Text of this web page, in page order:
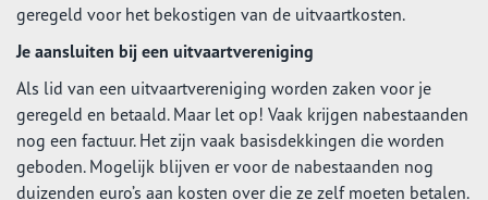
geregeld voor het bekostigen van de uitvaartkosten.
Je aansluiten bij een uitvaartvereniging
Als lid van een uitvaartvereniging worden zaken voor je
geregeld en betaald. Maar let op! Vaak krijgen nabestaanden
nog een factuur. Het zijn vaak basisdekkingen die worden
geboden. Mogelijk blijven er voor de nabestaanden nog
duizenden euro’s aan kosten over die ze zelf moeten betalen.